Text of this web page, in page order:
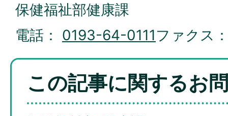
保健福祉部健康課
電話： 0193-64-0111ファクス
この記事に関するお